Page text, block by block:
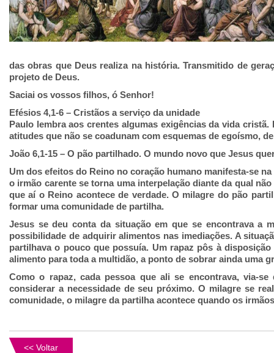
das obras que Deus realiza na história. Transmitido de
projeto de Deus.
Saciai os vossos filhos, ó Senhor!
Efésios 4,1-6 – Cristãos a serviço da unidade
Paulo lembra aos crentes algumas exigências da vida
atitudes que não se coadunam com esquemas de egoísmo,
João 6,1-15 – O pão partilhado. O mundo novo que Jesus
Um dos efeitos do Reino no coração humano manifesta-se
o irmão carente se torna uma interpelação diante da qual
que aí o Reino acontece de verdade. O milagre do pão
formar uma comunidade de partilha.
Jesus se deu conta da situação em que se encontrava a
possibilidade de adquirir alimentos nas imediações. A
partilhava o pouco que possuía. Um rapaz pôs à
alimento para toda a multidão, a ponto de sobrar ainda uma
Como o rapaz, cada pessoa que ali se encontrava, via-
considerar a necessidade de seu próximo. O milagre se
comunidade, o milagre da partilha acontece quando os
<< Voltar